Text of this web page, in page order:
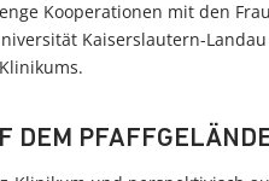
Kooperationen mit den
Kaiserslautern-
DEM